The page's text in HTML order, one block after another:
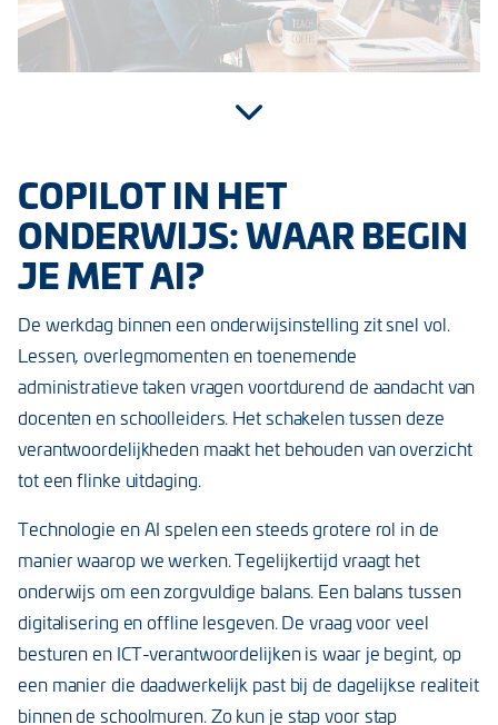
COPILOT IN HET
ONDERWIJS: WAAR BEGIN
JE MET AI?
De werkdag binnen een onderwijsinstelling zit snel vol.
Lessen, overlegmomenten en toenemende
administratieve taken vragen voortdurend de aandacht van
docenten en schoolleiders. Het schakelen tussen deze
verantwoordelijkheden maakt het behouden van overzicht
tot een flinke uitdaging.
Technologie en AI spelen een steeds grotere rol in de
manier waarop we werken. Tegelijkertijd vraagt het
onderwijs om een zorgvuldige balans. Een balans tussen
digitalisering en offline lesgeven. De vraag voor veel
besturen en ICT-verantwoordelijken is waar je begint, op
een manier die daadwerkelijk past bij de dagelijkse realiteit
binnen de schoolmuren. Zo kun je stap voor stap